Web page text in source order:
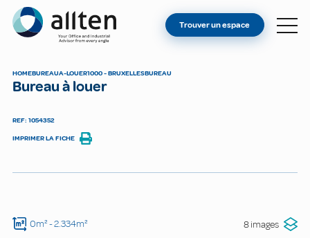
Allten
TROUVER UN ESPACE
Trouver un espace
HOMEBUREAUA-LOUER1000 - BRUXELLESBUREAU
Bureau à louer
REF: 1054352
IMPRIMER LA FICHE
0m²- 2.334m² 8 images